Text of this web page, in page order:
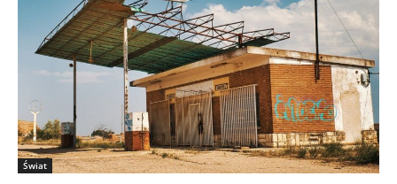
Świat